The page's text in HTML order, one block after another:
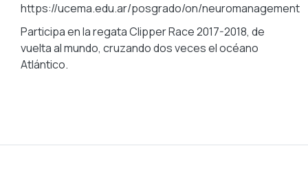
https://ucema.edu.ar/posgrado/on/neuromanagement
Participa en la regata Clipper Race 2017-2018, de
vuelta al mundo, cruzando dos veces el océano
Atlántico.